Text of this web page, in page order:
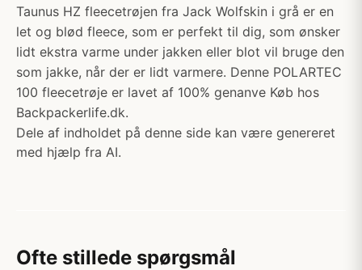
Taunus HZ fleecetrøjen fra Jack Wolfskin i grå er en
let og blød fleece, som er perfekt til dig, som ønsker
lidt ekstra varme under jakken eller blot vil bruge den
som jakke, når der er lidt varmere. Denne POLARTEC
100 fleecetrøje er lavet af 100% genanve Køb hos
Backpackerlife.dk.
Dele af indholdet på denne side kan være genereret
med hjælp fra AI.
Ofte stillede spørgsmål